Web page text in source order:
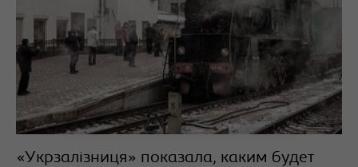
«Укрзалізниця» показала, каким будет